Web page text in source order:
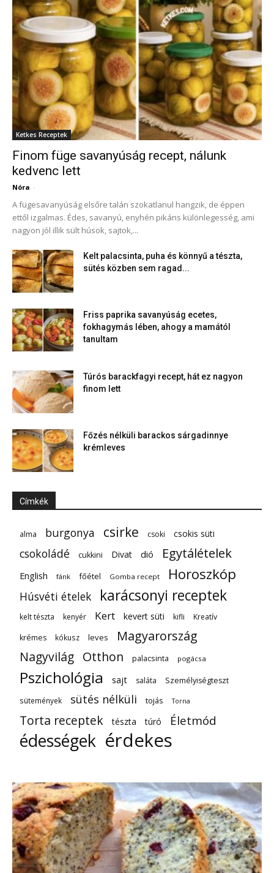
Ketkes Receptek
Finom füge savanyúság recept, nálunk
kedvenc lett
Nóra -
A fügesavanyúság elsőre talán szokatlanul hangzik, de éppen
ettől izgalmas. Édes, savanyú, enyhén pikáns különlegesség, ami
nagyon jól illik sült húsok, sajtok,...
Kelt palacsinta, puha és könnyű a tészta,
sütés közben sem ragad...
Friss paprika savanyúság ecetes,
fokhagymás lében, ahogy a mamától
tanultam
Túrós barackfagyi recept, hát ez nagyon
finom lett
Főzés nélküli barackos sárgadinnye
krémleves
Címkék
alma burgonya csirke csoki csokis süti
csokoládé cukkini Divat dió Egytálételek
English fánk főétel Gomba recept Horoszkóp
Húsvéti ételek karácsonyi receptek
kelt tészta kenyér Kert kevert süti kifli
Kreatív
krémes
kókusz leves
Magyarország
Nagyvilág Otthon palacsinta pogácsa
Pszichológia sajt saláta Személyiségteszt
sütemények sütés nélküli tojás Torna
Torta receptek tészta túró Életmód
édességek érdekes